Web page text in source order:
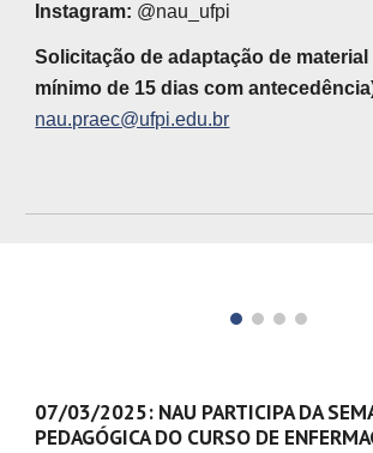
Instagram: @nau_ufpi
Solicitação de adaptação de material
mínimo de 15 dias com
nau.praec@ufpi.edu.br
07/03/2025: NAU PARTICIPA DA
PEDAGÓGICA DO CURSO DE